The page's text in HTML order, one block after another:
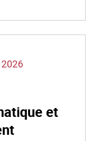
2026
et